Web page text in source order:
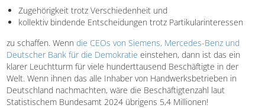
Zugehörigkeit trotz Verschiedenheit und
kollektiv bindende Entscheidungen trotz Partikularinteressen
zu schaffen. Wenndie CEOs von Siemens, Mercedes-Benz und
Deutscher Bank für die Demokratie einstehen, dann ist das ein
klarer Leuchtturm für viele hunderttausend Beschäftigte in der
Welt. Wenn ihnen das alle Inhaber von Handwerksbetrieben in
Deutschland nachmachten, wäre die Beschäftigtenzahl laut
Statistischem Bundesamt 2024 übrigens 5,4 Millionen!